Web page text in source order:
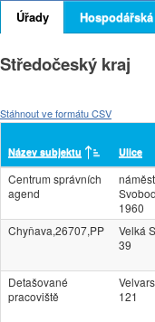
Úřady
Středočeský kraj
Stáhnout ve formátu CSV
Název subjektu Ulice
Centrum správních
agend
1960
Chyňava,26707,PP
Velká
39
Detašované
pracoviště
121